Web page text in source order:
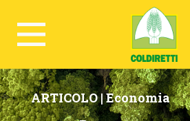
Ricerca avanzata
ARTICOLO |Economia